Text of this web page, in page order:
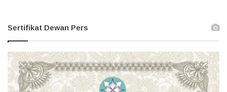
Sertifikat Dewan Pers